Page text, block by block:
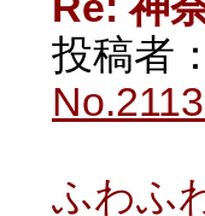
投稿者：
ふわふ